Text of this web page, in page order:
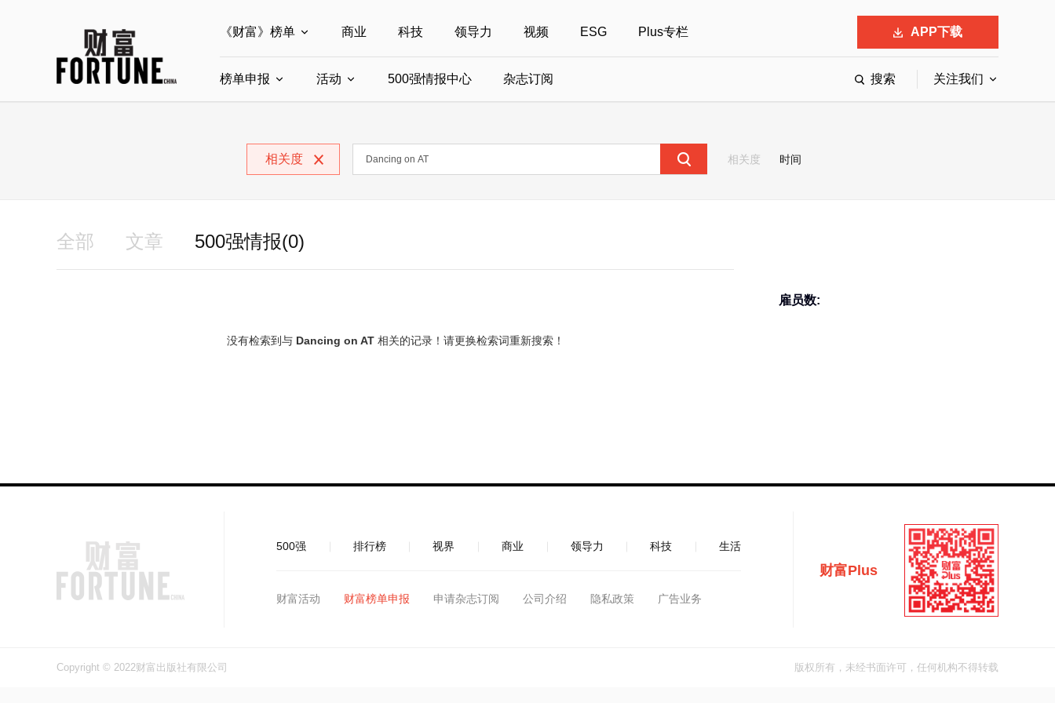
《财富》榜单
全部榜单
中国最具影响力商界女性
商业 科技 领导力 视频 ESG Plus专栏 APP下载
榜单申报
中国ESG影响力榜申报 中国40位40岁以下的商界精英申报 中国最具社会影响力的创业公司申报
活动
财富MPW女性峰会 财富40U40创想会
500强情报中心 杂志订阅 搜索 关注我们
相关度 相关度 时间
全部 文章 500强情报(0)
没有检索到与 Dancing on AT相关的记录！请更换检索词重新搜索！
雇员数:
财富Plus
500强 排行榜 视界 商业 领导力 科技 生活
财富活动 财富榜单申报 申请杂志订阅 公司介绍 隐私政策 广告业务
Copyright © 2022财富出版社有限公司 版权所有，未经书面许可，任何机构不得转载